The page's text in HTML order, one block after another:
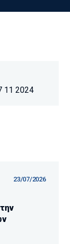
11 2024
23/07/2026